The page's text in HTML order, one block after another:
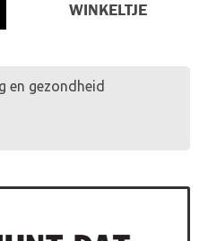
WINKELTJE
en gezondheid